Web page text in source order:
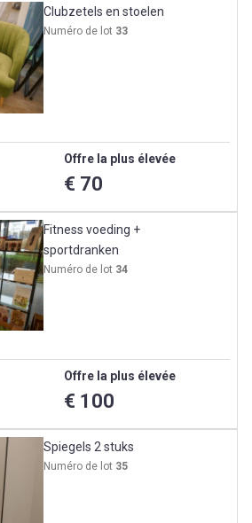
Clubzetels en stoelen
Numéro de lot 33
Offre la plus élevée
€ 70
Fitness voeding +
sportdranken
Numéro de lot 34
Offre la plus élevée
€ 100
Spiegels 2 stuks
Numéro de lot 35